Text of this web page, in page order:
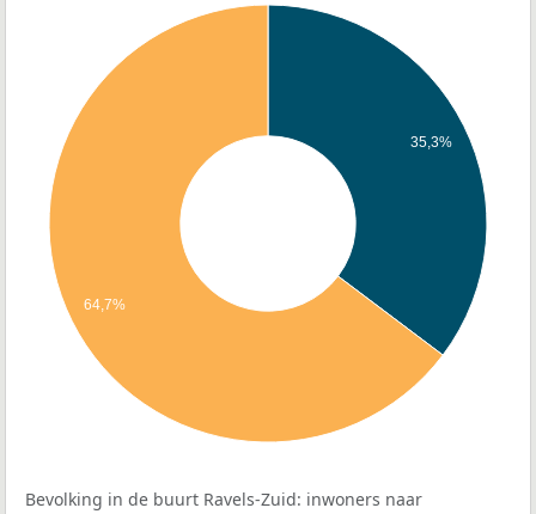
35,3%
64,7%
Bevolking in de buurt Ravels-Zuid: inwoners naar